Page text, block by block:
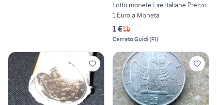
Lotto monete Lire Italiane Prezzo
1 Euro a Moneta
1 €
Cerreto Guidi(FI)